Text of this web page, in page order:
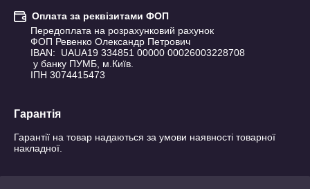
Оплата за реквізитами ФОП
Передоплата на розрахунковий рахунок
ФОП Ревенко Олександр Петрович
IBAN:  UAUA19 334851 00000 00026003228708
ІПН 3074415473
Гарантія
Гарантії на товар надаються за умови наявності товарної
накладної.